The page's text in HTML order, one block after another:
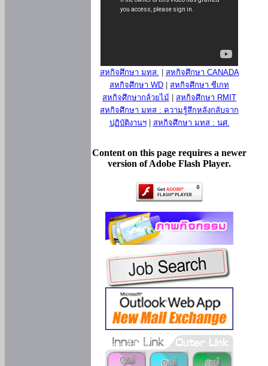
สหกิจศึกษา มทส.
สหกิจศึกษา CANADA
สหกิจศึกษา WD
สหกิจศึกษา ซีเกท
สหกิจศึกษากล้วยไม้
สหกิจศึกษา RMIT
สหกิจศึกษา มทส : ความรู้สึกหลังกลับจาก
ปฏิบัติงานฯ| สหกิจศึกษา มทส : นศ.
Content on this page requires a newer
version of Adobe Flash Player.